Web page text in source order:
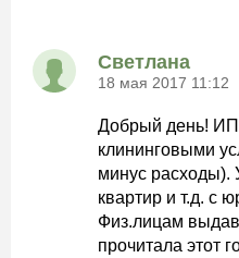
Светлана
18 мая 2017 11:12
Добрый день! ИП
клининговыми
минус расходы).
квартир и т.д. с
Физ.лицам
прочитала этот